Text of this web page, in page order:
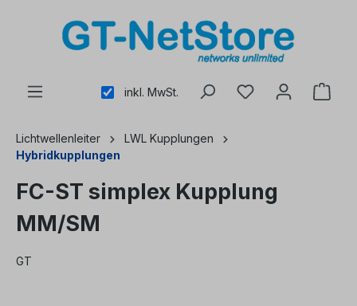
inkl. MwSt.
Lichtwellenleiter
LWL Kupplungen
Hybridkupplungen
FC-ST simplex Kupplung
MM/SM
GT